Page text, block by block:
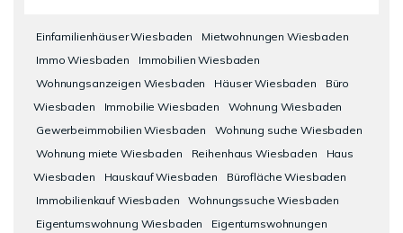
Einfamilienhäuser Wiesbaden
Mietwohnungen Wiesbaden
Immo Wiesbaden
Immobilien Wiesbaden
Wohnungsanzeigen Wiesbaden
Häuser Wiesbaden
Büro
Wiesbaden
Immobilie Wiesbaden
Wohnung Wiesbaden
Gewerbeimmobilien Wiesbaden
Wohnung suche Wiesbaden
Wohnung miete Wiesbaden
Reihenhaus Wiesbaden
Haus
Wiesbaden
Hauskauf Wiesbaden
Bürofläche Wiesbaden
Immobilienkauf Wiesbaden
Wohnungssuche Wiesbaden
Eigentumswohnung Wiesbaden
Eigentumswohnungen